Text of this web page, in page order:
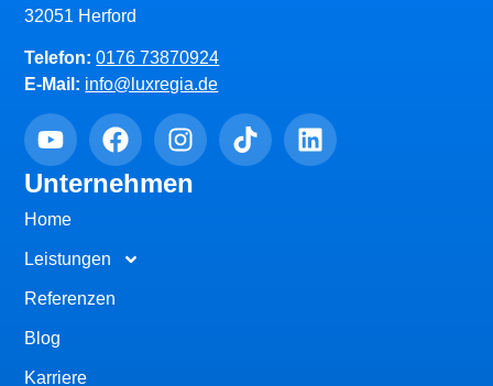
32051 Herford
Telefon:0176 73870924
E-Mail: info@luxregia.de
Unternehmen
Home
Leistungen
Referenzen
Blog
Karriere